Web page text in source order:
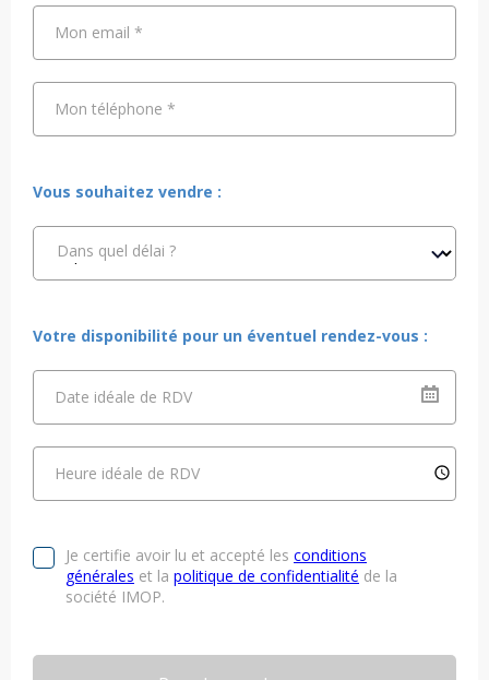
Mon email *
Mon téléphone *
Vous souhaitez vendre :
Dans quel délai ?
Votre disponibilité pour un éventuel rendez-vous :
Date idéale de RDV
Heure idéale de RDV
Je certifie avoir lu et accepté les conditions
générales et la politique de confidentialité de la
société IMOP.